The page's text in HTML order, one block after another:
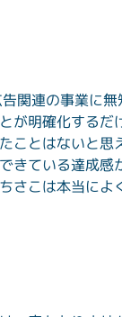
関連の事業に
が明確化するだ
ことはないと思
きている達成感
さこは本当によ